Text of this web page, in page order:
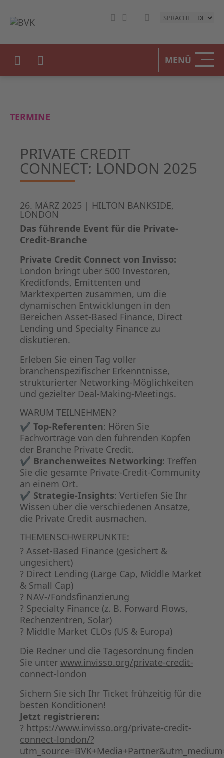
SPRACHE
MENÜ
TERMINE
PRIVATE CREDIT
CONNECT: LONDON 2025
26. MÄRZ 2025 | HILTON BANKSIDE,
LONDON
Das führende Event für die Private-
Credit-Branche
Private Credit Connect von Invisso:
London bringt über 500 Investoren,
Kreditfonds, Emittenten und
Marktexperten zusammen, um die
dynamischen Entwicklungen in den
Bereichen Asset-Based Finance, Direct
Lending und Specialty Finance zu
diskutieren.
Erleben Sie einen Tag voller
branchenspezifischer Erkenntnisse,
strukturierter Networking-Möglichkeiten
und gezielter Deal-Making-Meetings.
WARUM TEILNEHMEN?
✔ Top-Referenten: Hören Sie
Fachvorträge von den führenden Köpfen
der Branche Private Credit.
✔ Branchenweites Networking: Treffen
Sie die gesamte Private-Credit-Community
an einem Ort.
✔ Strategie-Insights: Vertiefen Sie Ihr
Wissen über die verschiedenen Ansätze,
die Private Credit ausmachen.
THEMENSCHWERPUNKTE:
? Asset-Based Finance (gesichert &
ungesichert)
? Direct Lending (Large Cap, Middle Market
& Small Cap)
? NAV-/Fondsfinanzierung
? Specialty Finance (z. B. Forward Flows,
Rechenzentren, Solar)
? Middle Market CLOs (US & Europa)
Die Redner und die Tagesordnung finden
Sie unter www.invisso.org/private-credit-
connect-london
Sichern Sie sich Ihr Ticket frühzeitig für die
besten Konditionen!
Jetzt registrieren:
? https://www.invisso.org/private-credit-
connect-london/?